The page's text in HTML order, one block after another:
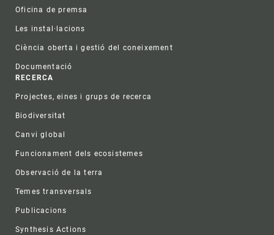
Oficina de premsa
Les instal·lacions
Ciència oberta i gestió del coneixement
Documentació
RECERCA
Projectes, eines i grups de recerca
Biodiversitat
Canvi global
Funcionament dels ecosistemes
Observació de la terra
Temes transversals
Publicacions
Synthesis Actions